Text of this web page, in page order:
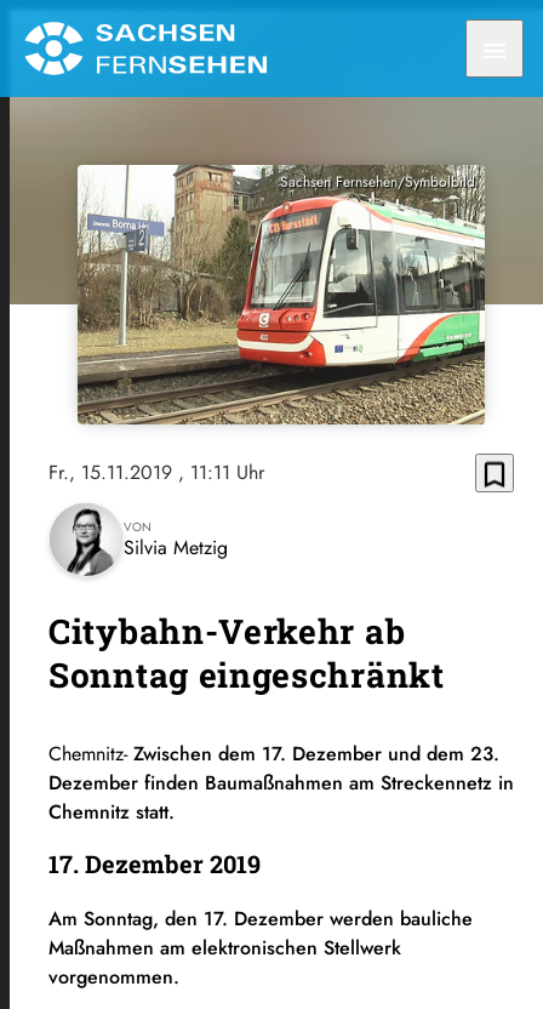
Sachsen Fernsehen/Symbolbild
Fr., 15.11.2019 , 11:11 Uhr bookmark_border
VON
Silvia Metzig
Citybahn-Verkehr ab
Sonntag eingeschränkt
Chemnitz-Zwischen dem 17. Dezember und dem 23.
Dezember finden Baumaßnahmen am Streckennetz in
Chemnitz statt.
17. Dezember 2019
Am Sonntag, den 17. Dezember werden bauliche
Maßnahmen am elektronischen Stellwerk
vorgenommen.